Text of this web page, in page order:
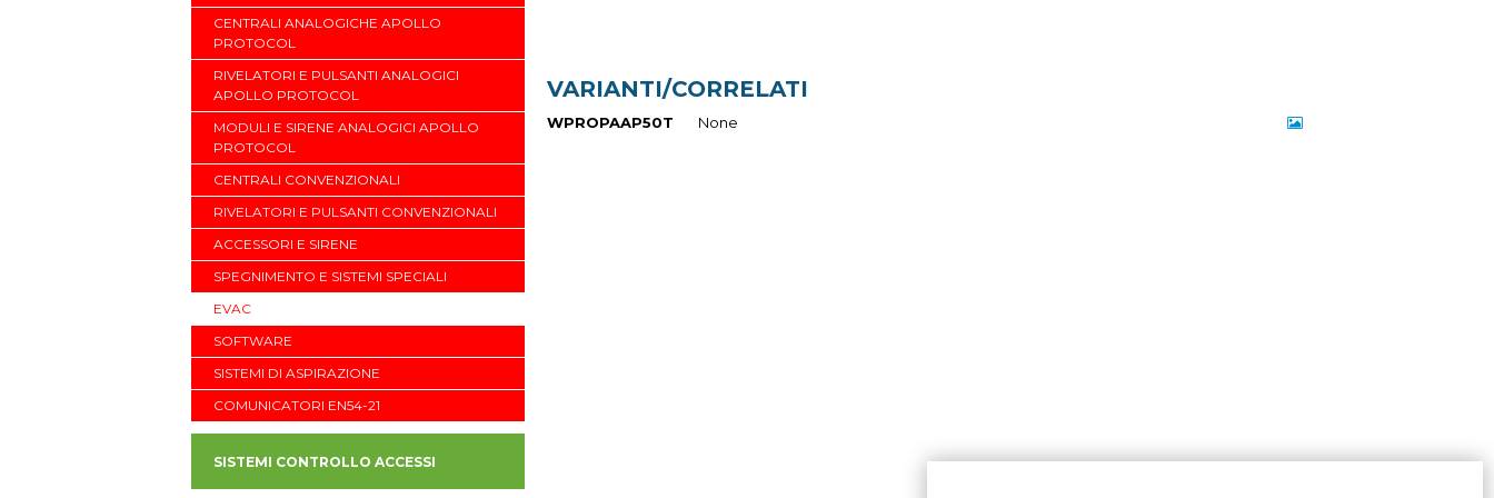
CENTRALI ANALOGICHE APOLLO
PROTOCOL
RIVELATORI E PULSANTI ANALOGICI
APOLLO PROTOCOL
MODULI E SIRENE ANALOGICI APOLLO
PROTOCOL
CENTRALI CONVENZIONALI
RIVELATORI E PULSANTI CONVENZIONALI
ACCESSORI E SIRENE
SPEGNIMENTO E SISTEMI SPECIALI
EVAC
SOFTWARE
SISTEMI DI ASPIRAZIONE
COMUNICATORI EN54-21
SISTEMI CONTROLLO ACCESSI
VARIANTI/CORRELATI
WPROPAAP50T None